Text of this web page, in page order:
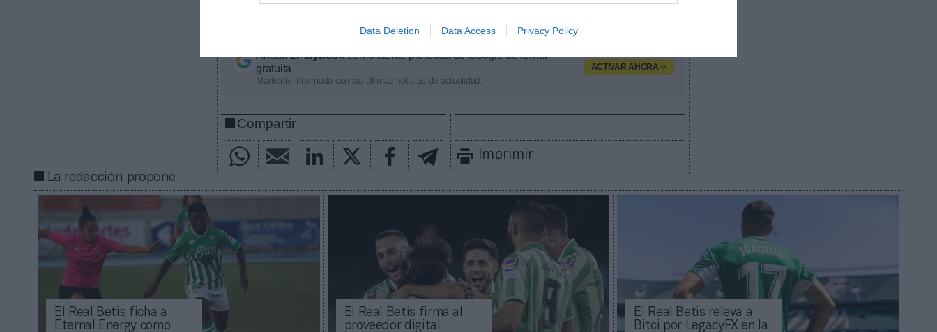
Data Deletion Data Access Privacy Policy
más jóvenes de todo el mundo puedan disfrutar del Betis, del deporte y sus
Añadir2Playbookcomo fuente preferida de Google de forma
gratuita
Mantente informado con las últimas noticias de actualidad.
ACTIVAR AHORA
Compartir
Imprimir
La redacción propone
El Real Betis ficha a
Eternal Energy como
El Real Betis firma al
proveedor digital
El Real Betis releva a
Bitci por LegacyFX en la